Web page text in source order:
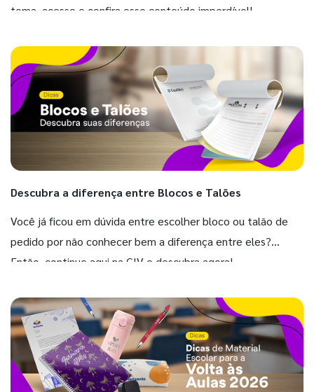
tema, acesse e confira esse conteúdo imperdível!
Descubra a diferença entre Blocos e Talões
Você já ficou em dúvida entre escolher bloco ou talão de
pedido por não conhecer bem a diferença entre eles?
Então, continue aqui na GIV e descubra agora!